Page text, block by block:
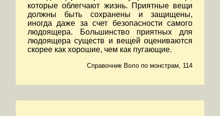
которые облегчают жизнь. Приятные вещи
должны быть сохранены и защищены,
иногда даже за счет безопасности самого
людоящера. Большинство приятных для
людоящера существ и вещей оцениваются
скорее как хорошие, чем как пугающие.
Справочник Воло по монстрам, 114